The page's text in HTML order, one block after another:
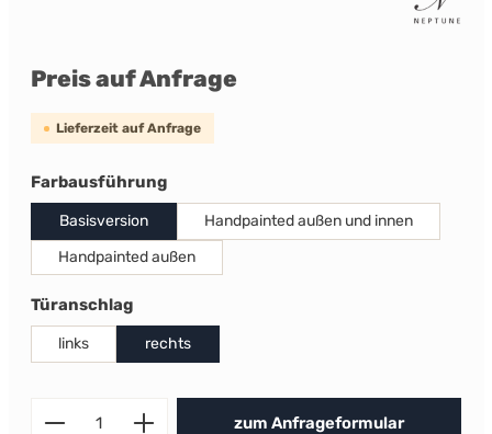
Preis auf Anfrage
Lieferzeit auf Anfrage
Farbausführungauswählen
Basisversion
Handpainted außen und innen
Handpainted außen
Türanschlagauswählen
links rechts
Produkt Anzahl: Gib den
zum Anfrageformular